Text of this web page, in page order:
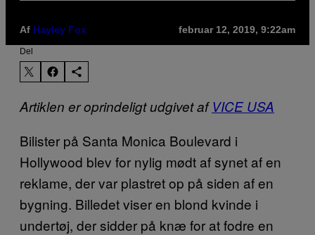
Af Hayley Fox februar 12, 2019, 9:22am
Del
Artiklen er oprindeligt udgivet afVICE USA
Bilister på Santa Monica Boulevard i
Hollywood blev for nylig mødt af synet af en
reklame, der var plastret op på siden af en
bygning. Billedet viser en blond kvinde i
undertøj, der sidder på knæ for at fodre en